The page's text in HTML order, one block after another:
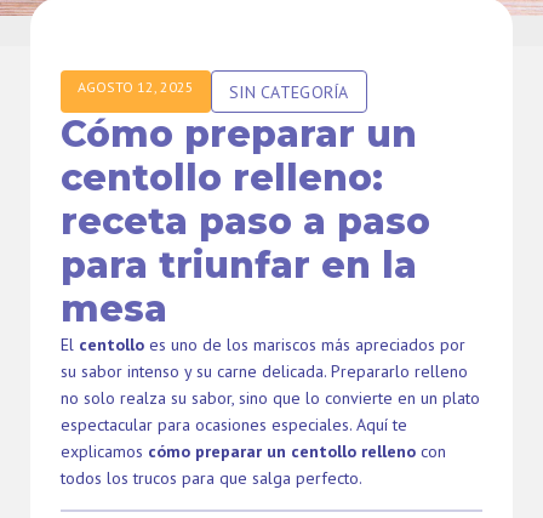
AGOSTO 12, 2025 SIN CATEGORÍA
Cómo preparar un
centollo relleno:
receta paso a paso
para triunfar en la
mesa
El centollo es uno de los mariscos más apreciados por
su sabor intenso y su carne delicada. Prepararlo relleno
no solo realza su sabor, sino que lo convierte en un plato
espectacular para ocasiones especiales. Aquí te
explicamos cómo preparar un centollo relleno con
todos los trucos para que salga perfecto.